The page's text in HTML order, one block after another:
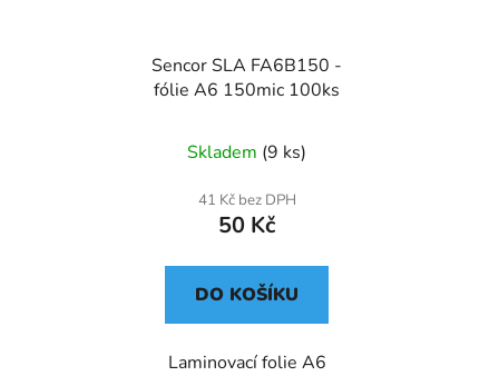
Sencor SLA FA6B150 -
fólie A6 150mic 100ks
Skladem (9 ks)
41 Kč bez DPH
50 Kč
DO KOŠÍKU
Laminovací folie A6